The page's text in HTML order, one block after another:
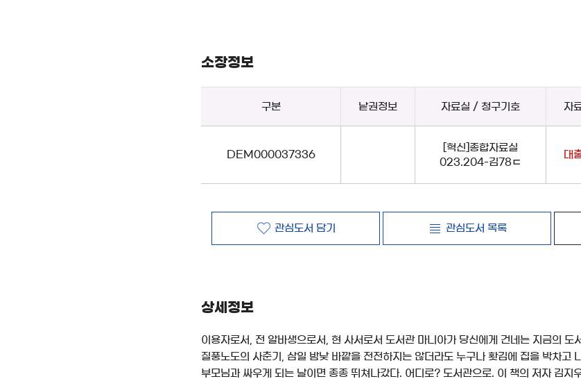
소장정보
구분 낱권정보 자료실 / 청구기호 자
DEM000037336
[혁신]종합자료실
023.204-김78ㄷ
대
관심도서 담기 관심도서 목록
상세정보
이용자로서, 전 알바생으로서, 현 사서로서 도서관 마니아가 당신에게 건네는 지금의 도
질풍노도의 사춘기, 삼일 밤낮 바깥을 전전하지는 않더라도 누구나 홧김에 집을 박차고
부모님과 싸우게 되는 날이면 종종 뛰쳐나갔다. 어디로? 도서관으로. 이 책의 저자 김